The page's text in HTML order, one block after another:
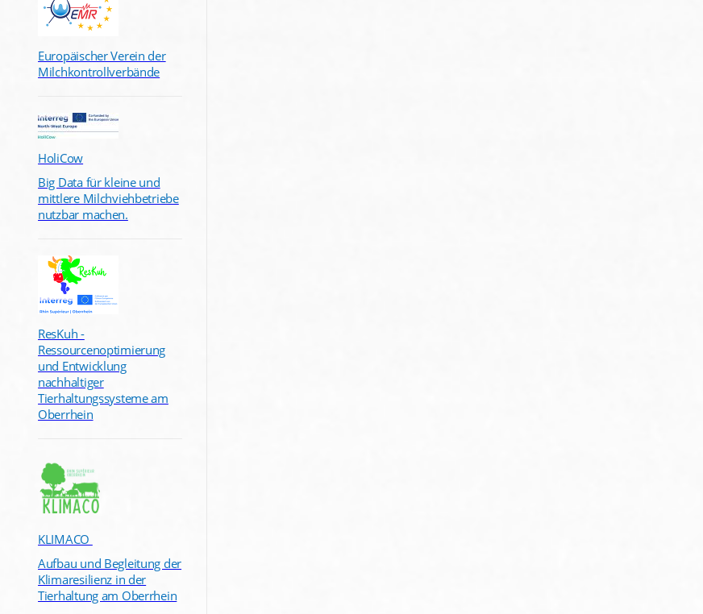
Europäischer Verein der
Milchkontrollverbände
HoliCow
Big Data für kleine und
mittlere Milchviehbetriebe
nutzbar machen.
ResKuh -
Ressourcenoptimierung
und Entwicklung
nachhaltiger
Tierhaltungssysteme am
Oberrhein
KLIMACO
Aufbau und Begleitung der
Klimaresilienz in der
Tierhaltung am Oberrhein